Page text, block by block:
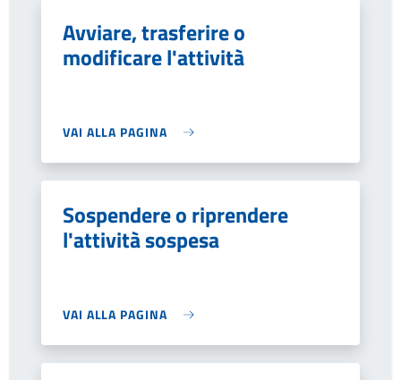
Avviare, trasferire o
modificare l'attività
VAI ALLA PAGINA
Sospendere o riprendere
l'attività sospesa
VAI ALLA PAGINA